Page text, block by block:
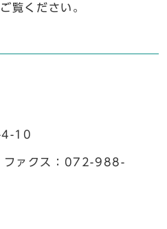
覧ください。
4-10
ァクス：072-988-